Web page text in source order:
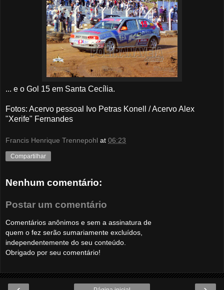
... e o Gol 15 em Santa Cecília.
Fotos: Acervo pessoal Ivo Petras Konell / Acervo Alex
"Xerife" Fernandes
Francis Henrique Trennepohl at 06:23
Compartilhar
Nenhum comentário:
Postar um comentário
Comentários anônimos e sem a assinatura de
quem o fez serão sumariamente excluídos,
independentemente do seu conteúdo.
Obrigado por seu comentário!